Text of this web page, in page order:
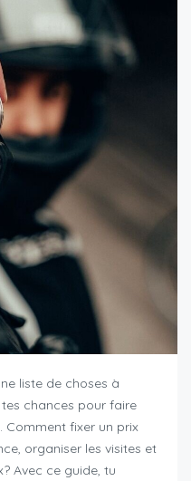
liste de choses à
chances pour faire
Comment fixer un prix
organiser les visites et
Avec ce guide, tu